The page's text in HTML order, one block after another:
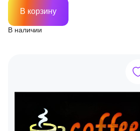
В наличии
В корзину